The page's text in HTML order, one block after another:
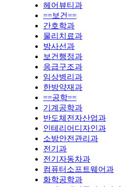
헤어뷰티과
==보건==
간호학과
물리치료과
방사선과
보건행정과
응급구조과
임상병리과
한방약재과
==공학==
기계공학과
반도체전자산업과
인테리어디자인과
소방안전관리과
전기과
전기자동차과
컴퓨터소프트웨어과
화학공학과